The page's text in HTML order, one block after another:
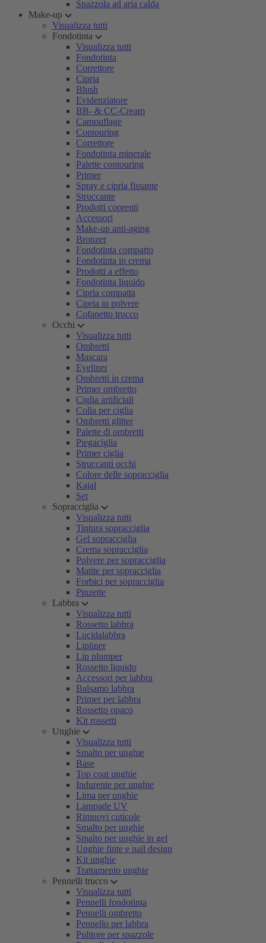
Spazzola ad aria calda
Make-up
Visualizza tutti
Fondotinta
Visualizza tutti
Fondotinta
Correttore
Cipria
Blush
Evidenziatore
BB- & CC-Cream
Camouflage
Contouring
Correttore
Fondotinta minerale
Palette contouring
Primer
Spray e cipria fissante
Struccante
Prodotti coprenti
Accessori
Make-up anti-aging
Bronzer
Fondotinta compatto
Fondotinta in crema
Prodotti a effetto
Fondotinta liquido
Cipria compatta
Cipria in polvere
Cofanetto trucco
Occhi
Visualizza tutti
Ombretti
Mascara
Eyeliner
Ombretti in crema
Primer ombretto
Ciglia artificiali
Colla per ciglia
Ombretti glitter
Palette di ombretti
Piegaciglia
Primer ciglia
Struccanti occhi
Colore delle sopracciglia
Kajal
Set
Sopracciglia
Visualizza tutti
Tintura sopracciglia
Gel sopracciglia
Crema sopracciglia
Polvere per sopracciglia
Matite per sopracciglia
Forbici per sopracciglia
Pinzette
Labbra
Visualizza tutti
Rossetto labbra
Lucidalabbra
Lipliner
Lip plumper
Rossetto liquido
Accessori per labbra
Balsamo labbra
Primer per labbra
Rossetto opaco
Kit rossetti
Unghie
Visualizza tutti
Smalto per unghie
Base
Top coat unghie
Indurente per unghie
Lima per unghie
Lampade UV
Rimuovi cuticole
Smalto per unghie
Smalto per unghie in gel
Unghie finte e nail design
Kit unghie
Trattamento unghie
Pennelli trucco
Visualizza tutti
Pennelli fondotinta
Pennelli ombretto
Pennello per labbra
Pulitore per spazzole